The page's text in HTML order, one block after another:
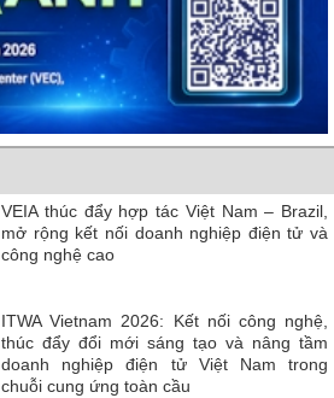
VEIA thúc đẩy hợp tác Việt Nam – Brazil,
mở rộng kết nối doanh nghiệp điện tử và
công nghệ cao
ITWA Vietnam 2026: Kết nối công nghệ,
thúc đẩy đổi mới sáng tạo và nâng tầm
doanh nghiệp điện tử Việt Nam trong
chuỗi cung ứng toàn cầu